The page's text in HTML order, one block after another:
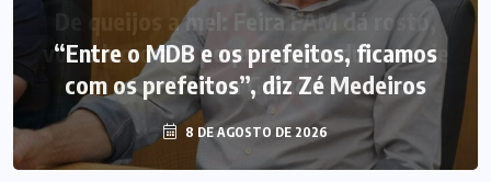
“Entre o MDB e os prefeitos, ficamos
com os prefeitos”, diz Zé Medeiros
8 DE AGOSTO DE 2026